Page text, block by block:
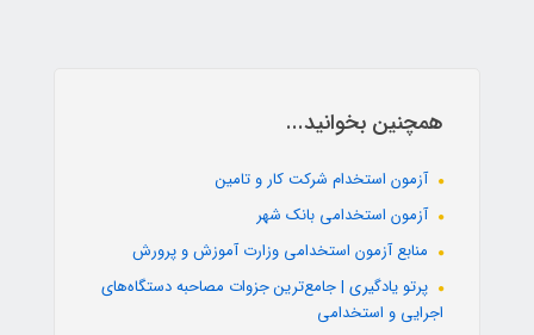
همچنین بخوانید...
آزمون استخدام شرکت کار و تامین
آزمون استخدامی بانک شهر
منابع آزمون استخدامی وزارت آموزش و پرورش
پرتو یادگیری | جامع‌ترین جزوات مصاحبه دستگاه‌های
اجرایی و استخدامی